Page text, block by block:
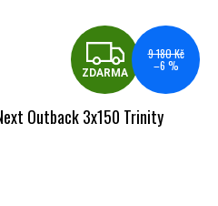
ZDARMA
9 180 Kč
–6 %
Outback 3x150 Trinity